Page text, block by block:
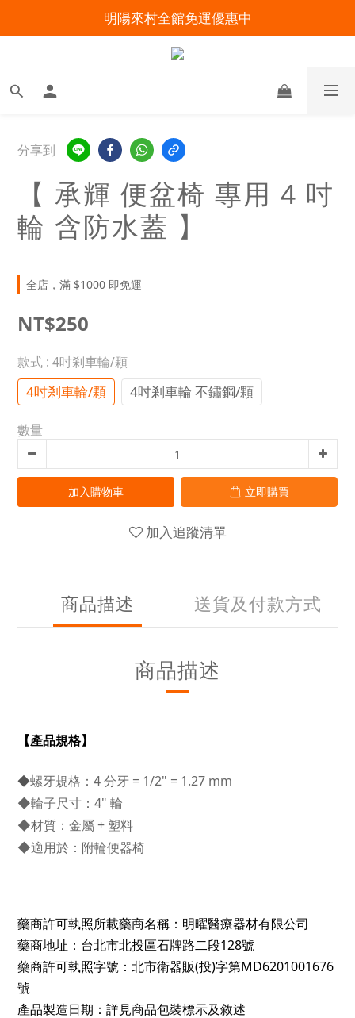
明陽來村全館免運優惠中
明陽來村全館免運優惠中
出院準備不慌張！安心回家照護指南
分享到
【 承輝 便盆椅 專用 4 吋
輪 含防水蓋 】
全店，滿 $1000 即免運
NT$250
款式 : 4吋剎車輪/顆
4吋剎車輪/顆 4吋剎車輪 不鏽鋼/顆
數量
加入購物車 立即購買
加入追蹤清單
商品描述 送貨及付款方式
商品描述
【產品規格】
◆螺牙規格：4 分牙 = 1/2" = 1.27 mm
◆輪子尺寸：4" 輪
◆材質：金屬 + 塑料
◆適用於：附輪便器椅
藥商許可執照所載藥商名稱：明曜醫療器材有限公司
藥商地址：台北市北投區石牌路二段128號
藥商許可執照字號：北市衛器販(投)字第MD6201001676
號
產品製造日期：詳見商品包裝標示及敘述